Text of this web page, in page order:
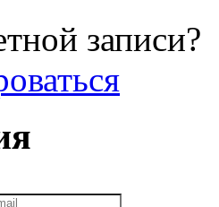
записи?